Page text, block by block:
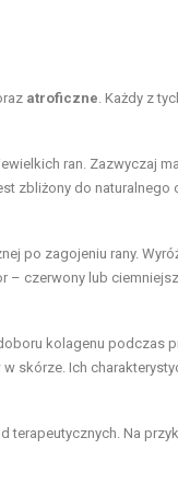
atroficzne . Każdy z
ran. Zazwyczaj
zbliżony do naturalnego
po zagojeniu rany.
czerwony lub
kolagenu podczas
skórze. Ich
terapeutycznych. Na